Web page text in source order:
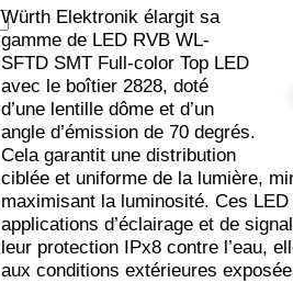
Würth Elektronik élargit sa
gamme de LED RVB WL-
SFTD SMT Full-color Top LED
avec le boîtier 2828, doté
d’une lentille dôme et d’un
angle d’émission de 70 degrés.
Cela garantit une distribution
ciblée et uniforme de la lumière,
maximisant la luminosité. Ces
applications d’éclairage et de
leur protection IPx8 contre l’eau,
aux conditions extérieures